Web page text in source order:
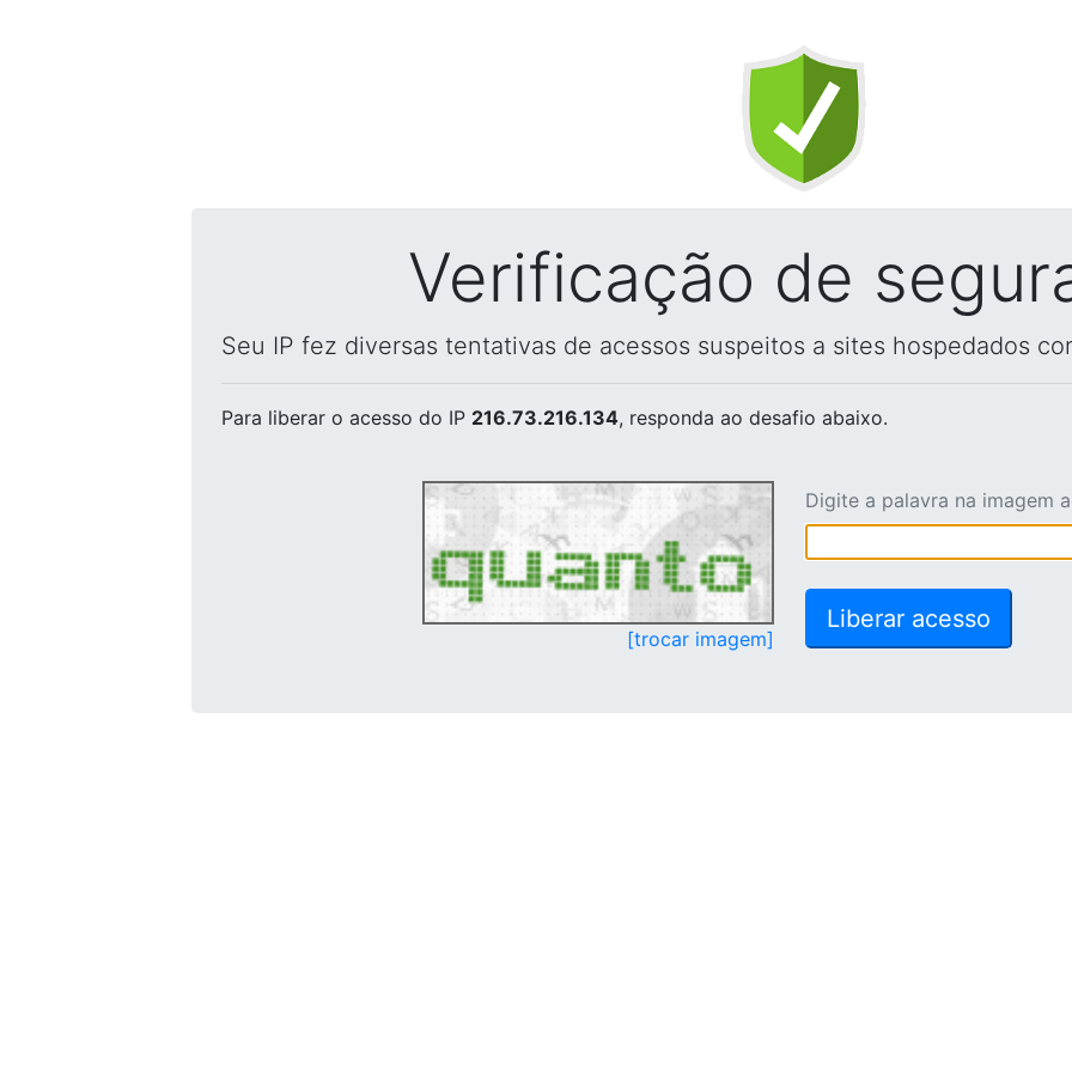
Verificação de
Seu IP fez diversas tentativas de acessos suspeitos a sites hospedados
Para liberar o acesso do IP 216.73.216.134, responda ao desafio abaixo.
[trocar imagem]
Digite a palavra na imagem